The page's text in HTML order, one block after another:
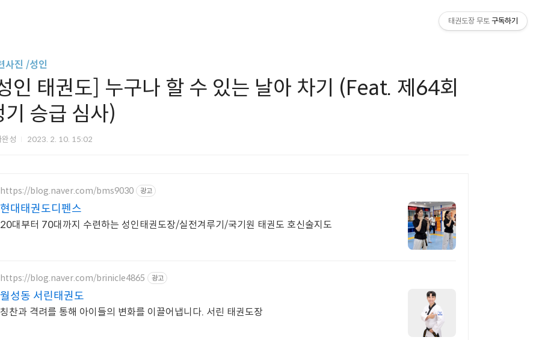
사진 /성인
인 태권도] 누구나 할 수 있는 날아 차기 (Feat. 제64회
기 승급 심사)
성 2023. 2. 10. 15:02
https://blog.naver.com/bms9030 광고
현대태권도디펜스
20대부터 70대까지 수련하는 성인태권도장/실전겨루기/국기원 태권도 호신술지도
https://blog.naver.com/brinicle4865 광고
월성동 서린태권도
칭찬과 격려를 통해 아이들의 변화를 이끌어냅니다. 서린 태권도장
태권도장 무토 구독하기